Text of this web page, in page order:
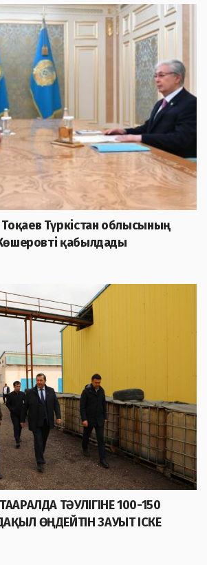
Түркістан облысының
қабылдады
ТӘУЛІГІНЕ 100-150
ӨҢДЕЙТІН ЗАУЫТ ІСКЕ